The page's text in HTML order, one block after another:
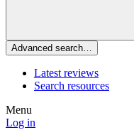
Advanced search…
Latest reviews
Search resources
Menu
Log in